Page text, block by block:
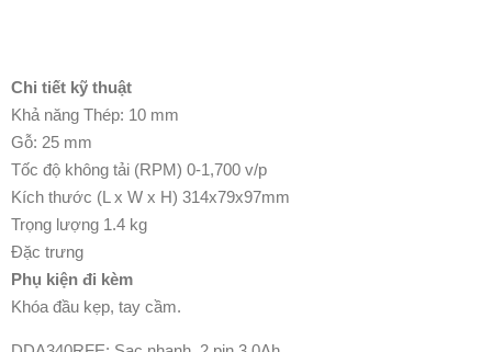
Chi tiết kỹ thuật
Khả năng Thép: 10 mm
Gỗ: 25 mm
Tốc độ không tải (RPM) 0-1,700 v/p
Kích thước (L x W x H) 314x79x97mm
Trọng lượng 1.4 kg
Đặc trưng
Phụ kiện đi kèm
Khóa đầu kẹp, tay cầm.